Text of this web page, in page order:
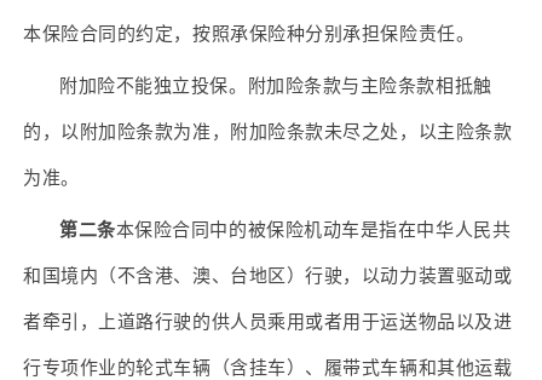
本保险合同的约定，按照承保险种分别承担保险责任。
附加险不能独立投保。附加险条款与主险条款相抵触
的，以附加险条款为准，附加险条款未尽之处，以主险条款
为准。
第二条本保险合同中的被保险机动车是指在中华人民共
和国境内（不含港、澳、台地区）行驶，以动力装置驱动或
者牵引，上道路行驶的供人员乘用或者用于运送物品以及进
行专项作业的轮式车辆（含挂车）、履带式车辆和其他运载